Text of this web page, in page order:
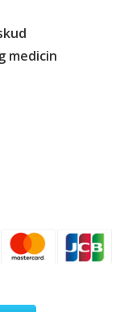
medicin